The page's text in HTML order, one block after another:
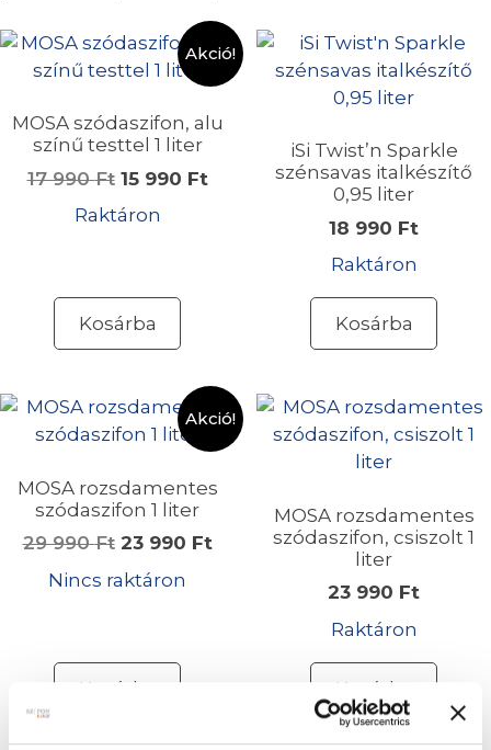
Akció!
MOSA szódaszifon, alu
színű testtel 1 liter
17 990Ft Original
price
15 990 FtCurrent
Raktáron
Kosárba
iSi Twist’n Sparkle
szénsavas italkészítő
0,95 liter
18 990 Ft
Raktáron
Kosárba
Akció!
MOSA rozsdamentes
szódaszifon 1 liter
29 990Ft Original
price
23 990 FtCurrent
Nincs raktáron
Kosárba
MOSA rozsdamentes
szódaszifon, csiszolt 1
liter
23 990 Ft
Raktáron
Kosárba